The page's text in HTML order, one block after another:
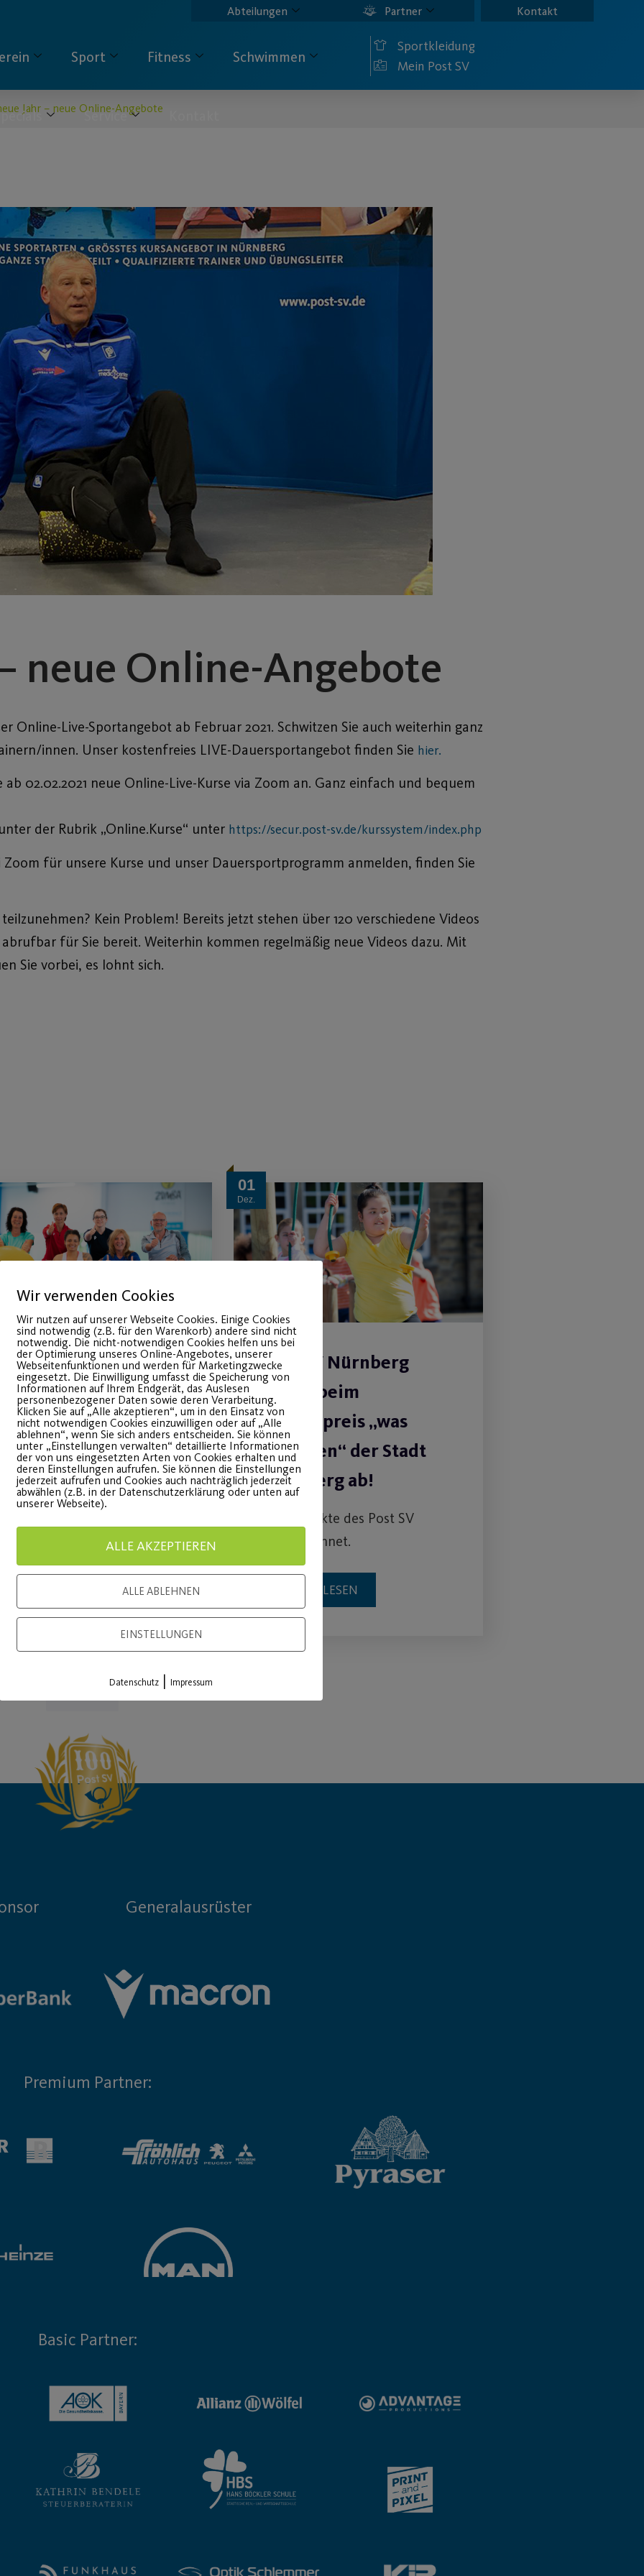
Abteilungen Partner Kontakt
Sport Fitness Schwimmen
Service
Sportkleidung
Mein Post SV
Jahr – neue Online-Angebote
neue Online-Angebote
Live-Sportangebot ab Februar 2021. Schwitzen Sie auch weiterhin ganz
innen. Unser kostenfreies LIVE-Dauersportangebot finden Sie hier.
02.02.2021 neue Online-Live-Kurse via Zoom an. Ganz einfach und bequem
der Rubrik „Online.Kurse“ unter https://secur.post-sv.de/kurssystem/index.php
für unsere Kurse und unser Dauersportprogramm anmelden, finden Sie
Kein Problem! Bereits jetzt stehen über 120 verschiedene Videos
für Sie bereit. Weiterhin kommen regelmäßig neue Videos dazu. Mit
Sie vorbei, es lohnt sich.
23
sporteln auch in den Ferien
27.12.22-05.01.2023!
WEITERLESEN
01
Dez.
Post SV Nürnberg
räumt beim
Projektpreis „was
bewegen“ der Stadt
Nürnberg ab!
Vier Projekte des Post SV
ausgezeichnet.
WEITERLESEN
Generalausrüster
Premium Partner:
Basic Partner:
Wir verwenden Cookies
Wir nutzen auf unserer Webseite Cookies. Einige Cookies
sind notwendig (z.B. für den Warenkorb) andere sind nicht
notwendig. Die nicht-notwendigen Cookies helfen uns bei
der Optimierung unseres Online-Angebotes, unserer
Webseitenfunktionen und werden für Marketingzwecke
eingesetzt. Die Einwilligung umfasst die Speicherung von
Informationen auf Ihrem Endgerät, das Auslesen
personenbezogener Daten sowie deren Verarbeitung.
Klicken Sie auf „Alle akzeptieren“, um in den Einsatz von
nicht notwendigen Cookies einzuwilligen oder auf „Alle
ablehnen“, wenn Sie sich anders entscheiden. Sie können
unter „Einstellungen verwalten“ detaillierte Informationen
der von uns eingesetzten Arten von Cookies erhalten und
deren Einstellungen aufrufen. Sie können die Einstellungen
jederzeit aufrufen und Cookies auch nachträglich jederzeit
abwählen (z.B. in der Datenschutzerklärung oder unten auf
unserer Webseite).
ALLE AKZEPTIEREN
ALLE ABLEHNEN
EINSTELLUNGEN
Datenschutz | Impressum